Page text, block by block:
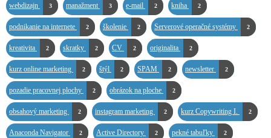
webdizajn 3 manažment 3 e-mail 2 kniha 2
podnikanie na internete 2 školenie 2 Serverové operačné systémy 2
kreativita 2 skratky 2 CV 2 originalita 2
kurz online marketing 2 štýl 2 SPAM 2 newsletter 2
pozadie pracovnej plochy 2 obrázok na ploche 2
obsahový marketing 2 instagram marketing 2 kurz Copywriting I. 2
Anaconda Navigator 2 Active Directory 2 pekné tabuľky 2